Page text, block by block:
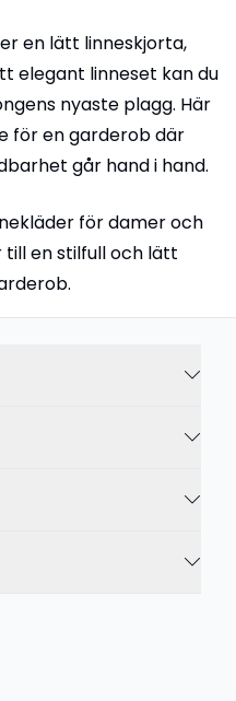
en lätt linneskjorta,
elegant linneset kan du
nyaste plagg. Här
för en garderob där
går hand i hand.
för damer och
en stilfull och lätt